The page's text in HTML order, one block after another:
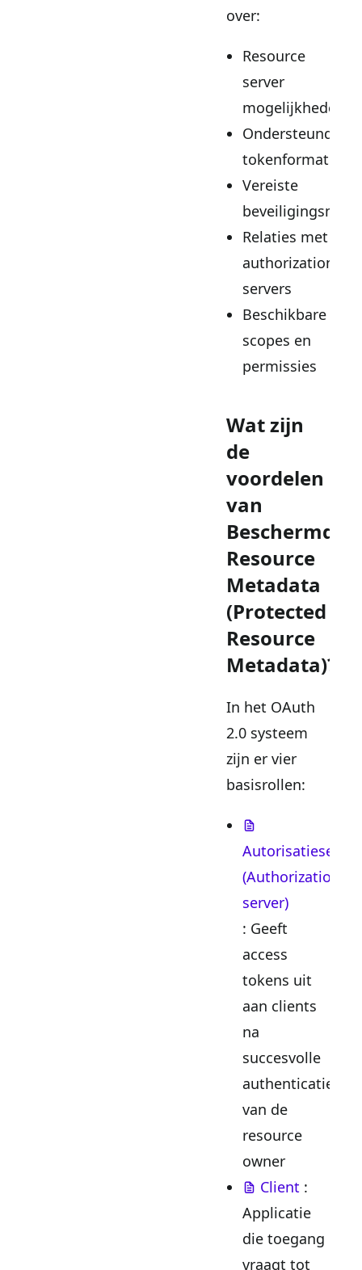
over:
Resource
server
mogelijkheden
Ondersteunde
tokenformaten
Vereiste
Relaties met
authorization
servers
Beschikbare
scopes en
permissies
Wat zijn
de
voordelen
van
Beschermde
Resource
Metadata
(Protected
Resource
Metadata)?
In het OAuth
2.0 systeem
zijn er vier
basisrollen:
Autorisatieserver
(Authorization
server)
: Geeft
access
tokens uit
aan clients
na
succesvolle
authenticatie
van de
resource
owner
Client :
Applicatie
die toegang
vraagt tot